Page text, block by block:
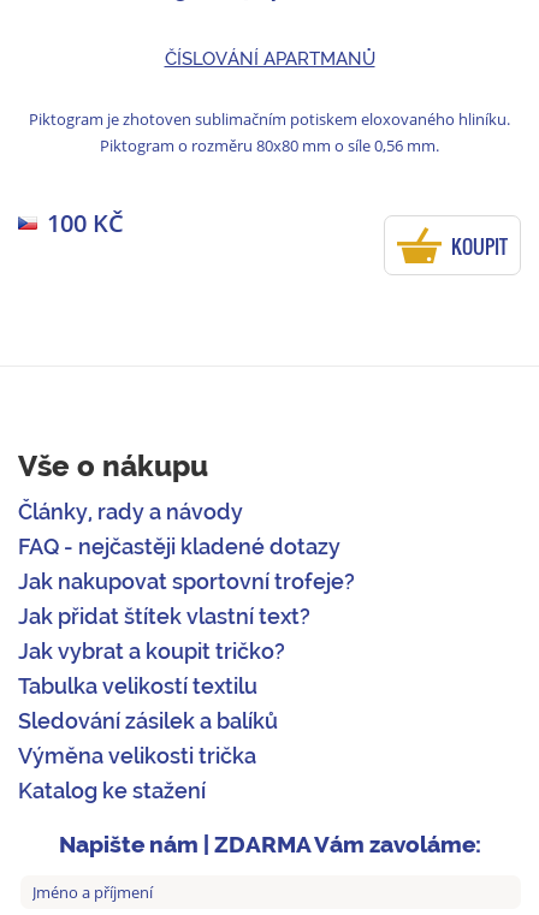
ČÍSLOVÁNÍ APARTMANŮ
Piktogram je zhotoven sublimačním potiskem eloxovaného hliníku.
Piktogram o rozměru 80x80 mm o síle 0,56 mm.
100 KČ
KOUPIT
Vše o nákupu
Články, rady a návody
FAQ - nejčastěji kladené dotazy
Jak nakupovat sportovní trofeje?
Jak přidat štítek vlastní text?
Jak vybrat a koupit tričko?
Tabulka velikostí textilu
Sledování zásilek a balíků
Výměna velikosti trička
Katalog ke stažení
Napište nám | ZDARMA Vám zavoláme: